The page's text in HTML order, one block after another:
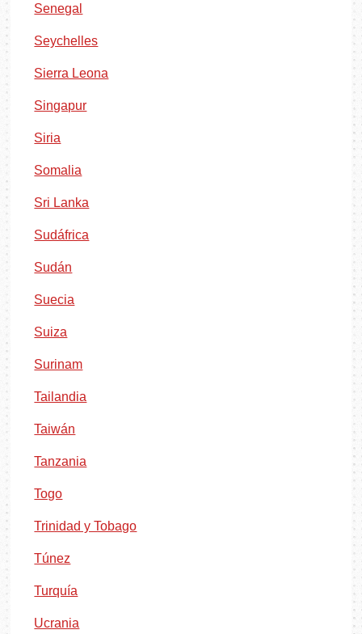
Senegal
Seychelles
Sierra Leona
Singapur
Siria
Somalia
Sri Lanka
Sudáfrica
Sudán
Suecia
Suiza
Surinam
Tailandia
Taiwán
Tanzania
Togo
Trinidad y Tobago
Túnez
Turquía
Ucrania